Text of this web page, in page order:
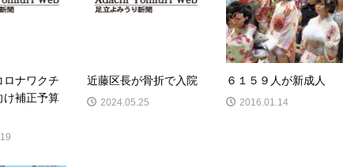
ロナワクチ
け補正予算
近藤区長が骨折で入院
2024.05.25
６１５９人が新成人
2016.01.14